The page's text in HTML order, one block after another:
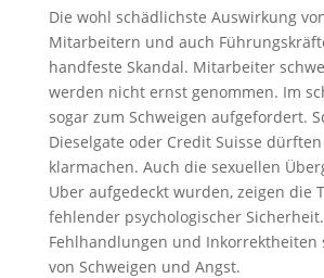
Die wohl schädlichste Auswirkung
Mitarbeitern und auch
handfeste Skandal. Mitarbeiter
werden nicht ernst genommen. Im
sogar zum Schweigen aufgefordert.
Dieselgate oder Credit Suisse
klarmachen. Auch die sexuellen
Uber aufgedeckt wurden, zeigen die
fehlender psychologischer
Fehlhandlungen und Inkorrektheiten
von Schweigen und Angst.